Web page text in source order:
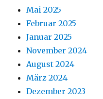
Mai 2025
Februar 2025
Januar 2025
November 2024
August 2024
März 2024
Dezember 2023